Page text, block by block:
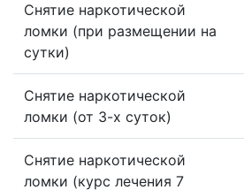
Снятие наркотической
ломки (при размещении на
сутки)
Снятие наркотической
ломки (от 3-х суток)
Снятие наркотической
ломки (курс лечения 7